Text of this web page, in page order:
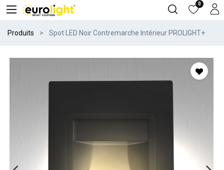
0
Produits Spot LED Noir Contremarche Intérieur PROLIGHT+